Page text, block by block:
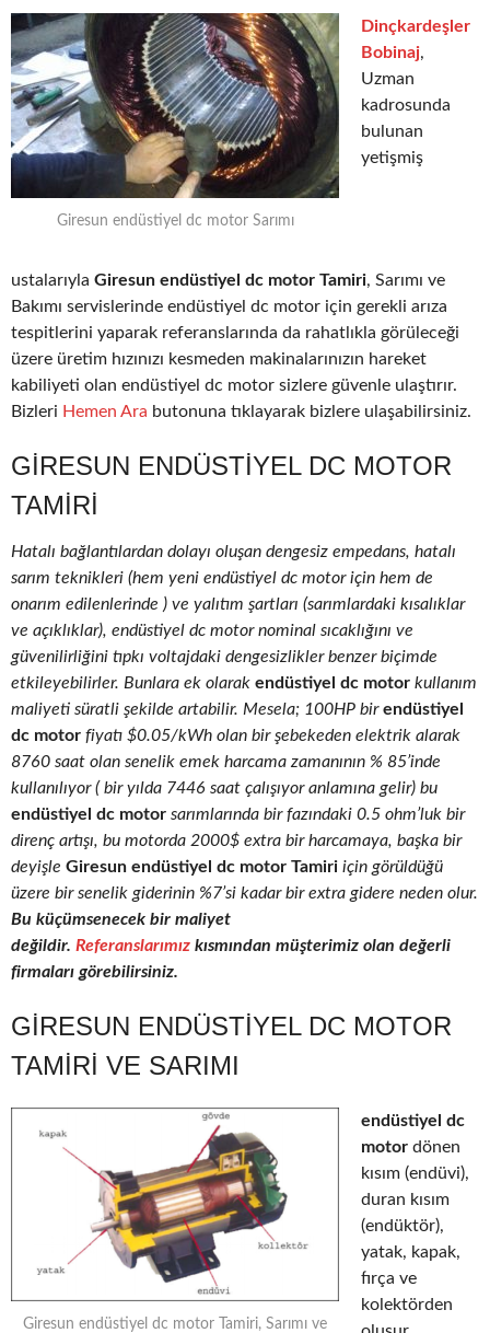
Giresun endüstiyel dc motor Sarımı
Dinçkardeşler
Bobinaj,
Uzman
kadrosunda
bulunan
yetişmiş
ustalarıyla Giresun endüstiyel dc motor Tamiri, Sarımı ve
Bakımı servislerinde endüstiyel dc motor için gerekli arıza
tespitlerini yaparak referanslarında da rahatlıkla görüleceği
üzere üretim hızınızı kesmeden makinalarınızın hareket
kabiliyeti olan endüstiyel dc motor sizlere güvenle ulaştırır.
Bizleri Hemen Ara butonuna tıklayarak bizlere ulaşabilirsiniz.
GIRESUN ENDÜSTIYEL DC MOTOR
TAMIRI
Hatalı bağlantılardan dolayı oluşan dengesiz empedans, hatalı
sarım teknikleri (hem yeni endüstiyel dc motor için hem de
onarım edilenlerinde ) ve yalıtım şartları (sarımlardaki kısalıklar
ve açıklıklar), endüstiyel dc motor nominal sıcaklığını ve
güvenilirliğini tıpkı voltajdaki dengesizlikler benzer biçimde
etkileyebilirler. Bunlara ek olarak endüstiyel dc motor kullanım
maliyeti süratli şekilde artabilir. Mesela; 100HP birendüstiyel
dc motor fiyatı $0.05/kWh olan bir şebekeden elektrik alarak
8760 saat olan senelik emek harcama zamanının % 85’inde
kullanılıyor ( bir yılda 7446 saat çalışıyor anlamına gelir) bu
endüstiyel dc motor sarımlarında bir fazındaki 0.5 ohm’luk bir
direnç artışı, bu motorda 2000$ extra bir harcamaya, başka bir
deyişle Giresun endüstiyel dc motor Tamiri için görüldüğü
üzere bir senelik giderinin %7’si kadar bir extra gidere neden olur.
Bu küçümsenecek bir maliyet
değildir. Referanslarımız kısmından müşterimiz olan değerli
firmaları görebilirsiniz.
GIRESUN ENDÜSTIYEL DC MOTOR
TAMIRI VE SARIMI
Giresun endüstiyel dc motor Tamiri, Sarımı ve
endüstiyel dc
motor dönen
kısım (endüvi),
duran kısım
(endüktör),
yatak, kapak,
fırça ve
kolektörden